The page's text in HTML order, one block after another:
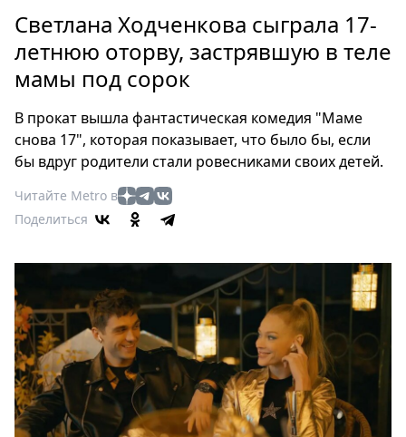
Россия
Мир
Здоровье
Туризм
Мода
Кино
Афиша
Пресс-
релизы
О
Metro
Стримы
Спецпроекты
Светлана Ходченкова сыграла 17-
летнюю оторву, застрявшую в теле
мамы под сорок
В прокат вышла фантастическая комедия "Маме
снова 17", которая показывает, что было бы, если
бы вдруг родители стали ровесниками своих детей.
Читайте Metro в
Поделиться